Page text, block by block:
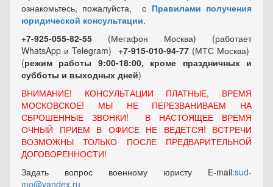
ознакомьтесь, пожалуйста, с Правилами получения
юридической консультации.
+7-925-055-82-55 (Мегафон Москва) (работает
WhatsApp и Telegram) +7-915-010-94-77 (МТС Москва)
(режим работы 9:00-18:00, кроме праздничных и
субботы и выходных дней)
ВНИМАНИЕ! КОНСУЛЬТАЦИИ ПЛАТНЫЕ, ВРЕМЯ
МОСКОВСКОЕ! МЫ НЕ ПЕРЕЗВАНИВАЕМ НА
СБРОШЕННЫЕ ЗВОНКИ! В НАСТОЯЩЕЕ ВРЕМЯ
ОЧНЫЙ ПРИЕМ В ОФИСЕ НЕ ВЕДЕТСЯ! ВСТРЕЧИ
ВОЗМОЖНЫ ТОЛЬКО ПОСЛЕ ПРЕДВАРИТЕЛЬНОЙ
ДОГОВОРЕННОСТИ!
Задать вопрос военному юристу E-mail:sud-
mo@yandex.ru